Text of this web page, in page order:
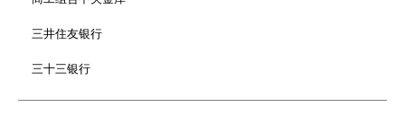
三井住友银行
三十三银行